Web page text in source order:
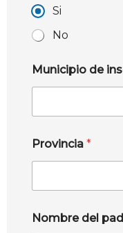
Si
No
Municipio de
Provincia *
Nombre del